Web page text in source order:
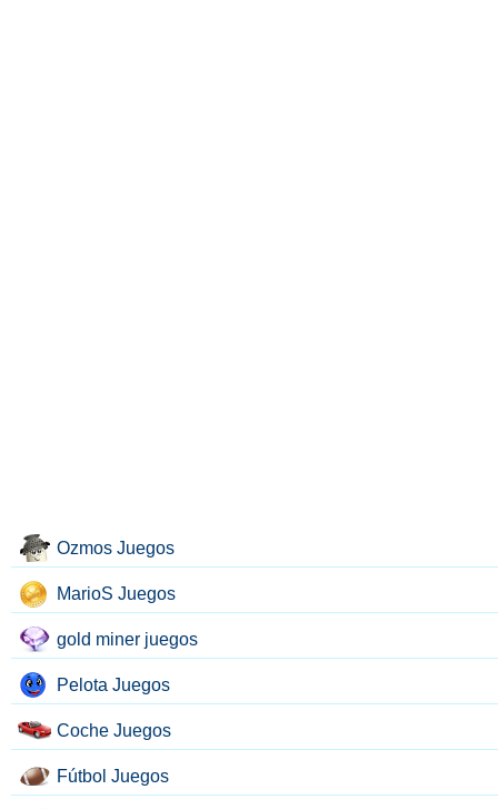
Ozmos Juegos
MarioS Juegos
gold miner juegos
Pelota Juegos
Coche Juegos
Fútbol Juegos